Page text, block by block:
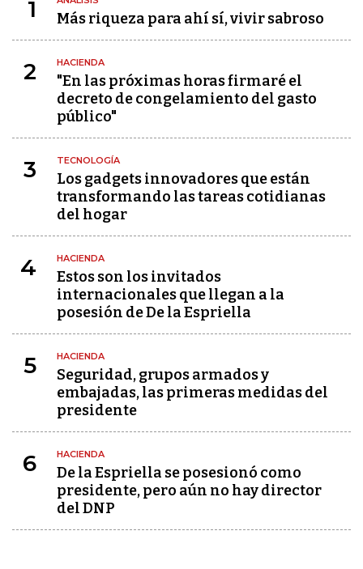
1 Más riqueza para ahí sí, vivir sabroso
2 HACIENDA
"En las próximas horas firmaré el
decreto de congelamiento del gasto
público"
3 TECNOLOGÍA
Los gadgets innovadores que están
transformando las tareas cotidianas
del hogar
4 HACIENDA
Estos son los invitados
internacionales que llegan a la
posesión de De la Espriella
5 HACIENDA
Seguridad, grupos armados y
embajadas, las primeras medidas del
presidente
6 HACIENDA
De la Espriella se posesionó como
presidente, pero aún no hay director
del DNP